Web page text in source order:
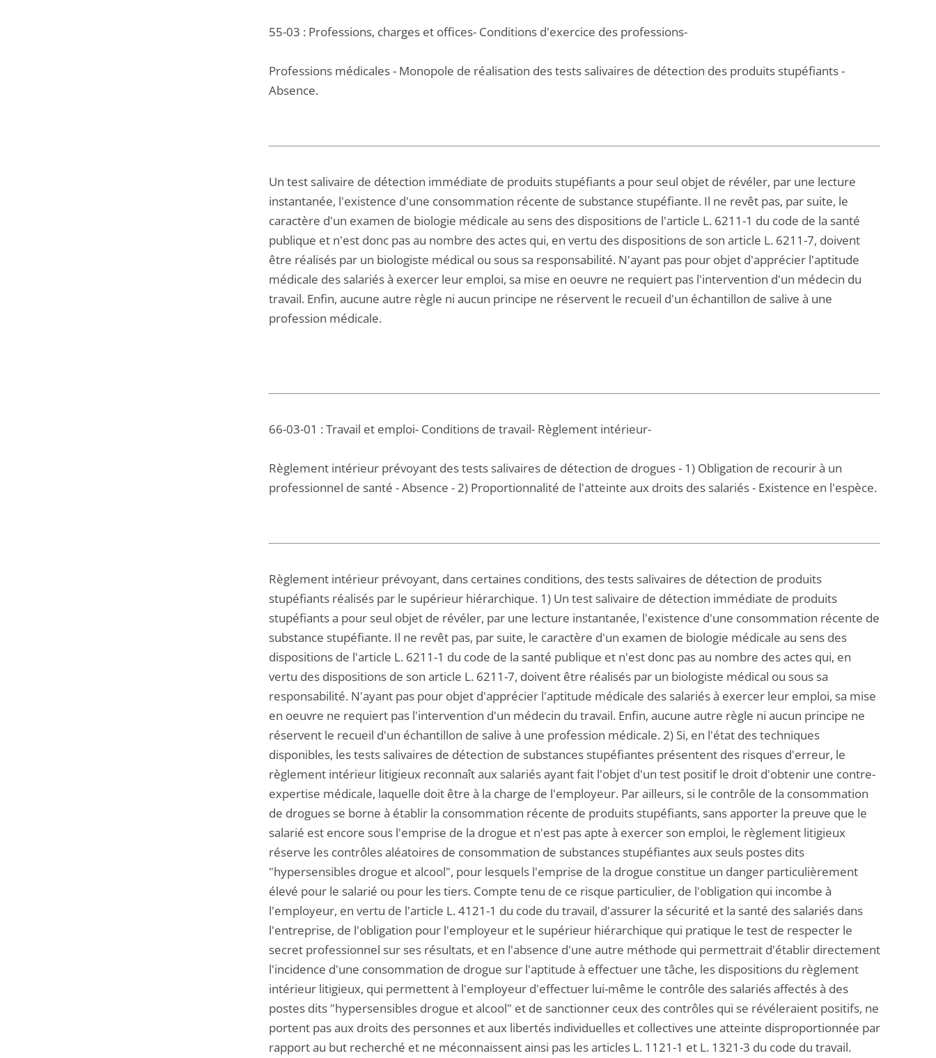
55-03 : Professions, charges et offices- Conditions d'exercice des professions-
Professions médicales - Monopole de réalisation des tests salivaires de détection des produits stupéfiants -
Absence.
Un test salivaire de détection immédiate de produits stupéfiants a pour seul objet de révéler, par une lecture
instantanée, l'existence d'une consommation récente de substance stupéfiante. Il ne revêt pas, par suite, le
caractère d'un examen de biologie médicale au sens des dispositions de l'article L. 6211-1 du code de la santé
publique et n'est donc pas au nombre des actes qui, en vertu des dispositions de son article L. 6211-7, doivent
être réalisés par un biologiste médical ou sous sa responsabilité. N'ayant pas pour objet d'apprécier l'aptitude
médicale des salariés à exercer leur emploi, sa mise en oeuvre ne requiert pas l'intervention d'un médecin du
travail. Enfin, aucune autre règle ni aucun principe ne réservent le recueil d'un échantillon de salive à une
profession médicale.
66-03-01 : Travail et emploi- Conditions de travail- Règlement intérieur-
Règlement intérieur prévoyant des tests salivaires de détection de drogues - 1) Obligation de recourir à un
professionnel de santé - Absence - 2) Proportionnalité de l'atteinte aux droits des salariés - Existence en l'espèce.
Règlement intérieur prévoyant, dans certaines conditions, des tests salivaires de détection de produits
stupéfiants réalisés par le supérieur hiérarchique. 1) Un test salivaire de détection immédiate de produits
stupéfiants a pour seul objet de révéler, par une lecture instantanée, l'existence d'une consommation récente de
substance stupéfiante. Il ne revêt pas, par suite, le caractère d'un examen de biologie médicale au sens des
dispositions de l'article L. 6211-1 du code de la santé publique et n'est donc pas au nombre des actes qui, en
vertu des dispositions de son article L. 6211-7, doivent être réalisés par un biologiste médical ou sous sa
responsabilité. N'ayant pas pour objet d'apprécier l'aptitude médicale des salariés à exercer leur emploi, sa mise
en oeuvre ne requiert pas l'intervention d'un médecin du travail. Enfin, aucune autre règle ni aucun principe ne
réservent le recueil d'un échantillon de salive à une profession médicale. 2) Si, en l'état des techniques
disponibles, les tests salivaires de détection de substances stupéfiantes présentent des risques d'erreur, le
règlement intérieur litigieux reconnaît aux salariés ayant fait l'objet d'un test positif le droit d'obtenir une contre-
expertise médicale, laquelle doit être à la charge de l'employeur. Par ailleurs, si le contrôle de la consommation
de drogues se borne à établir la consommation récente de produits stupéfiants, sans apporter la preuve que le
salarié est encore sous l'emprise de la drogue et n'est pas apte à exercer son emploi, le règlement litigieux
réserve les contrôles aléatoires de consommation de substances stupéfiantes aux seuls postes dits
"hypersensibles drogue et alcool", pour lesquels l'emprise de la drogue constitue un danger particulièrement
élevé pour le salarié ou pour les tiers. Compte tenu de ce risque particulier, de l'obligation qui incombe à
l'employeur, en vertu de l'article L. 4121-1 du code du travail, d'assurer la sécurité et la santé des salariés dans
l'entreprise, de l'obligation pour l'employeur et le supérieur hiérarchique qui pratique le test de respecter le
secret professionnel sur ses résultats, et en l'absence d'une autre méthode qui permettrait d'établir directement
l'incidence d'une consommation de drogue sur l'aptitude à effectuer une tâche, les dispositions du règlement
intérieur litigieux, qui permettent à l'employeur d'effectuer lui-même le contrôle des salariés affectés à des
postes dits "hypersensibles drogue et alcool" et de sanctionner ceux des contrôles qui se révéleraient positifs, ne
portent pas aux droits des personnes et aux libertés individuelles et collectives une atteinte disproportionnée par
rapport au but recherché et ne méconnaissent ainsi pas les articles L. 1121-1 et L. 1321-3 du code du travail.